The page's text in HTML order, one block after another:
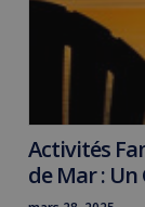
Activités
de Mar :